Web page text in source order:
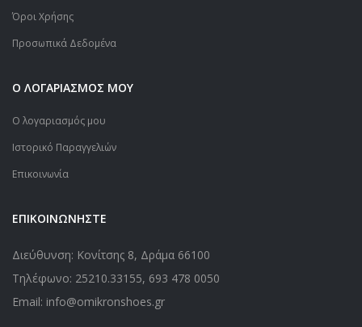
Όροι Χρήσης
Προσωπικά Δεδομένα
Ο ΛΟΓΑΡΙΑΣΜΟΣ ΜΟΥ
Ο λογαριασμός μου
Ιστορικό Παραγγελιών
Επικοινωνία
ΕΠΙΚΟΙΝΩΝΗΣΤΕ
Διεύθυνση: Κονίτσης 8, Δράμα 66100
Τηλέφωνο: 25210.33155, 693 478 0050
Email: info@omikronshoes.gr